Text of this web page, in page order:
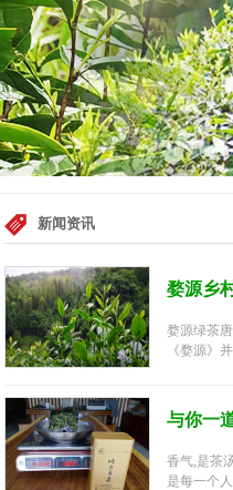
新闻资讯
婺源乡
婺源绿茶
《婺源》
与你一
香气,是茶
是每一个